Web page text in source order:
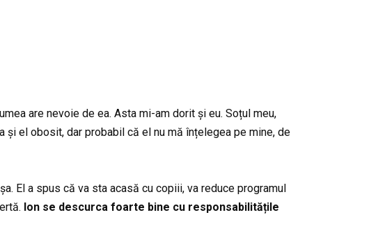
are nevoie de ea. Asta mi-am dorit și eu. Soțul meu,
el obosit, dar probabil că el nu mă înțelegea pe mine, de
El a spus că va sta acasă cu copiii, va reduce programul
Ion se descurca foarte bine cu responsabilitățile